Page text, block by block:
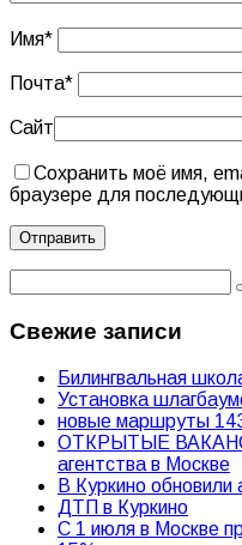
Имя*
Почта*
Сайт
Сохранить моё имя,
браузере для
Свежие записи
Билингвальная
Установка
новые маршруты
ОТКРЫТЫЕ
агентства в Москве
В Куркино
ДТП в Куркино
С 1 июля в Москве